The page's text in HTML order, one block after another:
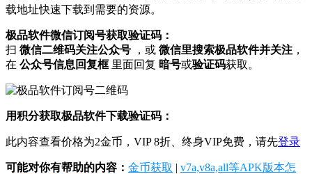
载地址快速下载到需要的资源。
极品软件微信订阅号获取验证码：
扫 微信二维码关注公众号 ，或 微信里搜索极品软件并关注 ，
在 公众号信息回复框里面回复 暗号或验证码获取。
用积分获取极品软件下载验证码：
此内容查看价格为2金币，VIP 8折、终身VIP免费，请先登录
可能对你有帮助的内容： 金币获取 | v7a,v8a,all等APK版本怎